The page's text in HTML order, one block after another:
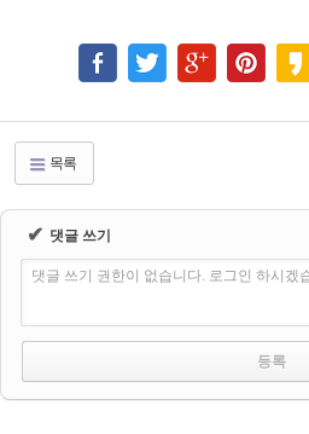
목록
✔ 댓글 쓰기
댓글 쓰기 권한이 없습니다. 로그인 하시겠